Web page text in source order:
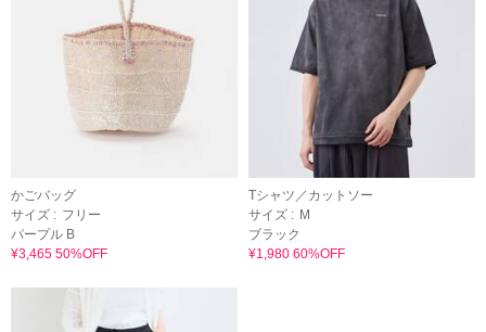
かごバッグ
サイズ : フリー
パープル B
¥3,465 50%OFF
Tシャツ／カットソー
サイズ : M
ブラック
¥1,980 60%OFF